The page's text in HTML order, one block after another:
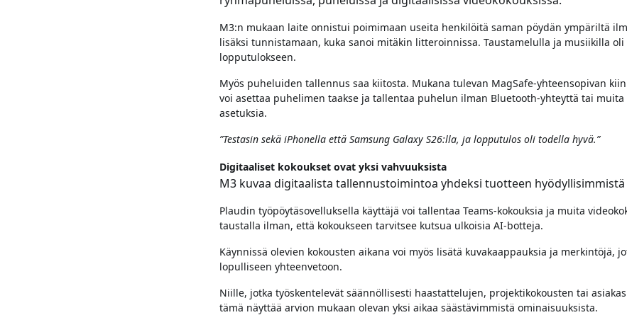
M3:n mukaan laite onnistui poimimaan useita henkilöitä saman pöydän ympäriltä
lisäksi tunnistamaan, kuka sanoi mitäkin litteroinnissa. Taustamelulla ja musiikilla
lopputulokseen.
Myös puheluiden tallennus saa kiitosta. Mukana tulevan MagSafe-yhteensopivan
voi asettaa puhelimen taakse ja tallentaa puhelun ilman Bluetooth-yhteyttä tai
asetuksia.
”Testasin sekä iPhonella että Samsung Galaxy S26:lla, ja lopputulos oli todella hyvä.”
Digitaaliset kokoukset ovat yksi vahvuuksista
M3 kuvaa digitaalista tallennustoimintoa yhdeksi tuotteen
Plaudin työpöytäsovelluksella käyttäjä voi tallentaa Teams-kokouksia ja muita
taustalla ilman, että kokoukseen tarvitsee kutsua ulkoisia AI-botteja.
Käynnissä olevien kokousten aikana voi myös lisätä kuvakaappauksia ja merkintöjä,
lopulliseen yhteenvetoon.
Niille, jotka työskentelevät säännöllisesti haastattelujen, projektikokousten tai
tämä näyttää arvion mukaan olevan yksi aikaa säästävimmistä ominaisuuksista.